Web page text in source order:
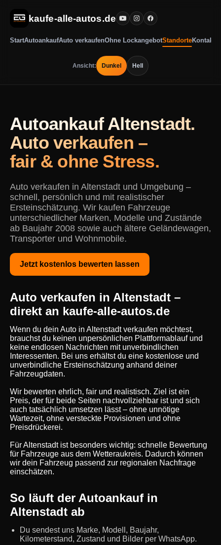
kaufe-alle-autos.de
StartAutoankaufAuto verkaufenOhne LockangebotStandorteKontakt
Ansicht: Dunkel Hell
Autoankauf Altenstadt.
Auto verkaufen –
fair & ohne Stress.
Auto verkaufen in Altenstadt und Umgebung –
schnell, persönlich und mit realistischer
Ersteinschätzung. Wir kaufen Fahrzeuge
unterschiedlicher Marken, Modelle und Zustände
ab Baujahr 2008 sowie auch ältere Geländewagen,
Transporter und Wohnmobile.
Jetzt kostenlos bewerten lassen
Auto verkaufen in Altenstadt –
direkt an kaufe-alle-autos.de
Wenn du dein Auto in Altenstadt verkaufen möchtest,
brauchst du keinen unpersönlichen Plattformablauf und
keine endlosen Nachrichten mit unverbindlichen
Interessenten. Bei uns erhältst du eine kostenlose und
unverbindliche Ersteinschätzung anhand deiner
Fahrzeugdaten.
Wir bewerten ehrlich, fair und realistisch. Ziel ist ein
Preis, der für beide Seiten nachvollziehbar ist und sich
auch tatsächlich umsetzen lässt – ohne unnötige
Wartezeit, ohne versteckte Provisionen und ohne
Preisdrückerei.
Für Altenstadt ist besonders wichtig: schnelle Bewertung
für Fahrzeuge aus dem Wetteraukreis. Dadurch können
wir dein Fahrzeug passend zur regionalen Nachfrage
einschätzen.
So läuft der Autoankauf in
Altenstadt ab
Du sendest uns Marke, Modell, Baujahr,
Kilometerstand, Zustand und Bilder per WhatsApp.